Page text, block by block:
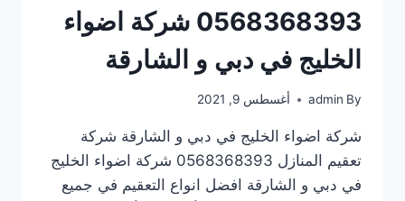
0568368393 شركة اضواء
الخليج في دبي و الشارقة
By
admin أغسطس 9, 2021
شركة اضواء الخليج في دبي و الشارقة شركة
تعقيم المنازل 0568368393 شركة اضواء الخليج
في دبي و الشارقة افضل انواع التعقيم في جميع